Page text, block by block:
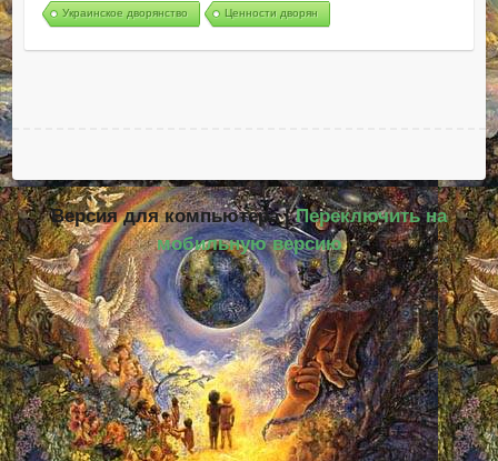
Украинское дворянство Ценности дворян
Версия для компьютера |Переключить на
мобильную версию